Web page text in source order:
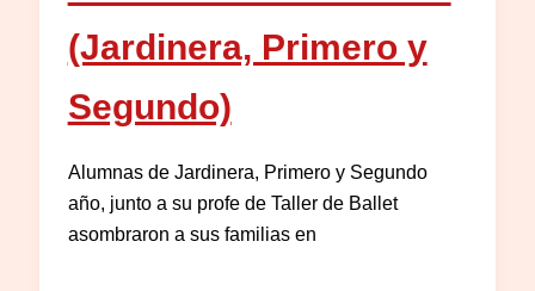
(Jardinera, Primero y
Segundo)
Alumnas de Jardinera, Primero y Segundo
año, junto a su profe de Taller de Ballet
asombraron a sus familias en